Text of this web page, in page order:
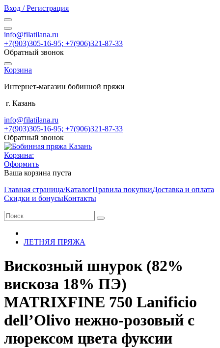
Вход / Регистрация
info@filatilana.ru
+7(903)305-16-95; +7(906)321-87-33
Обратный звонок
Корзина
Интернет-магазин бобинной пряжи
г. Казань
info@filatilana.ru
+7(903)305-16-95; +7(906)321-87-33
Обратный звонок
Корзина:
Оформить
Ваша корзина пуста
Главная страница/КаталогПравила покупкиДоставка и оплата
Скидки и бонусыКонтакты
ЛЕТНЯЯ ПРЯЖА
Вискозный шнурок (82%
вискоза 18% ПЭ)
MATRIXFINE 750 Lanificio
dell’Olivo нежно-розовый с
люрексом цвета фуксии